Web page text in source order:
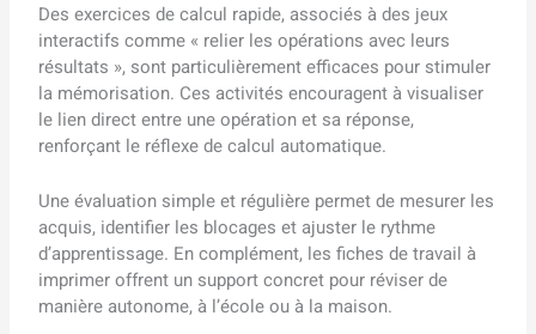
Des exercices de calcul rapide, associés à des jeux
interactifs comme « relier les opérations avec leurs
résultats », sont particulièrement efficaces pour stimuler
la mémorisation. Ces activités encouragent à visualiser
le lien direct entre une opération et sa réponse,
renforçant le réflexe de calcul automatique.
Une évaluation simple et régulière permet de mesurer les
acquis, identifier les blocages et ajuster le rythme
d’apprentissage. En complément, les fiches de travail à
imprimer offrent un support concret pour réviser de
manière autonome, à l’école ou à la maison.